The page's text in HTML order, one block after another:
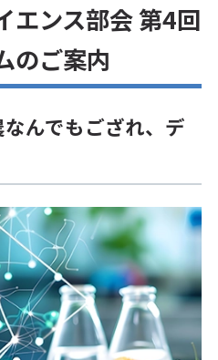
エンス部会 第4回
のご案内
んでもござれ、デ